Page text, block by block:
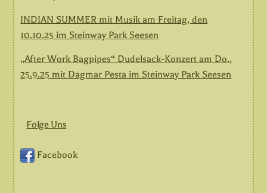
INDIAN SUMMER mit Musik am Freitag, den
10.10.25 im Steinway Park Seesen
„After Work Bagpipes“ Dudelsack-Konzert am Do.,
25.9.25 mit Dagmar Pesta im Steinway Park Seesen
Folge Uns
Facebook